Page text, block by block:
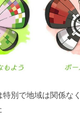
特別で地域は関係な